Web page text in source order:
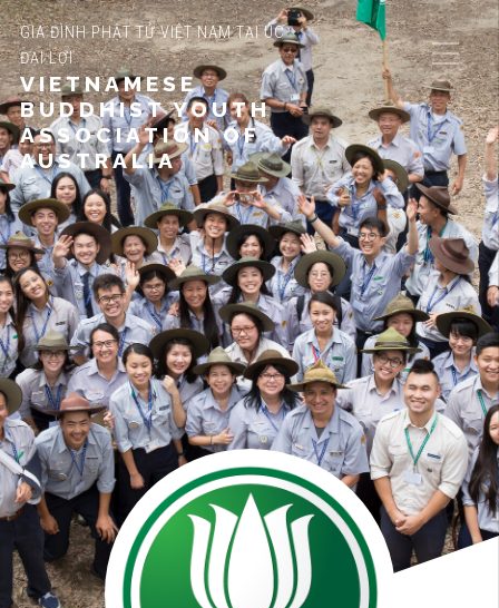
GIA ĐÌNH PHẬT TỬ VIỆT NAM TẠI ÚC
ĐẠI LỢI
VIETNAMESE
BUDDHIST YOUTH
ASSOCIATION OF
AUSTRALIA